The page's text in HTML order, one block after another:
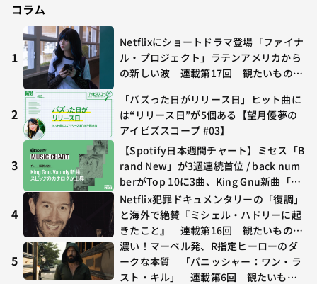
コラム
1
Netflixにショートドラマ登場「ファイナ
ル・プロジェクト」ラテンアメリカから
の新しい波 連載第17回 観たいものが
2
「バズった日がリリース日」ヒット曲に
は“リリース日”が5個ある【望月優夢の
アイビズスコープ #03】
3
【Spotify日本週間チャート】ミセス「B
rand New」が3週連続首位 / back num
berがTop 10に3曲、King Gnu新曲「G
O GHOST」が初登場〜集計期間：2026
年7/24〜7/30
4
Netflix犯罪ドキュメンタリーの「復調」
と海外で絶賛『ミシェル・ハドリーに起
きたこと』 連載第16回 観たいものが
多すぎる～稲垣貴俊の配信時評
5
濃い！マーベル発、R指定ヒーローのダ
ークな本質 「パニッシャー：ワン・ラ
スト・キル」 連載第6回 観たいもの